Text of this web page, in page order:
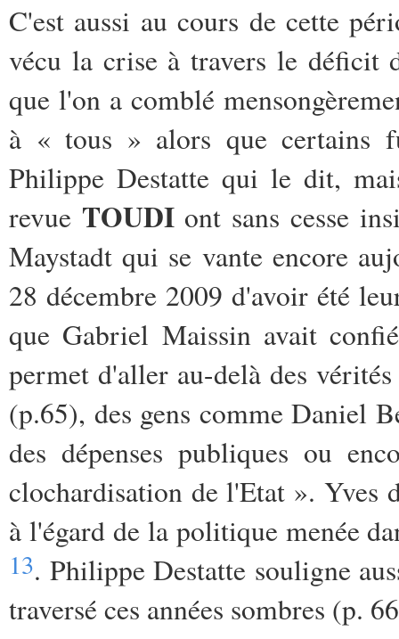
C'est aussi au cours de cette
vécu la crise à travers le déficit
que l'on a comblé
à « tous » alors que certains
Philippe Destatte qui le dit,
revue TOUDIont sans cesse
Maystadt qui se vante encore
28 décembre 2009 d'avoir été
que Gabriel Maissin avait
permet d'aller au-delà des
(p.65), des gens comme Daniel
des dépenses publiques ou
clochardisation de l'Etat ». Yves
à l'égard de la politique menée
13. Philippe Destatte souligne
traversé ces années sombres (p.